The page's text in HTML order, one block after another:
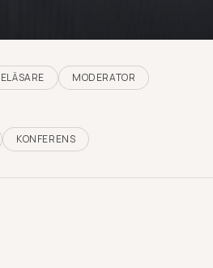
MODERATOR
KONFERENS